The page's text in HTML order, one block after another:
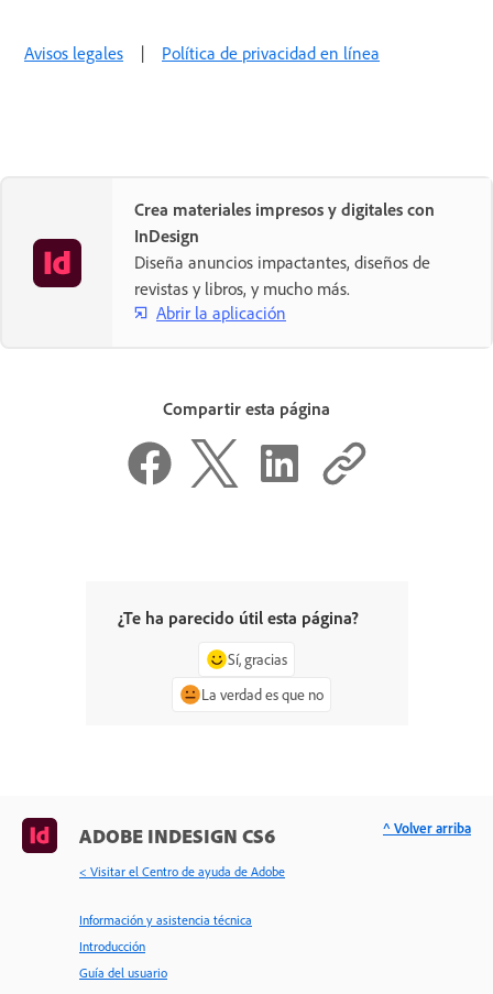
Avisos legales | Política de privacidad en línea
Crea materiales impresos y digitales con
InDesign
Diseña anuncios impactantes, diseños de
revistas y libros, y mucho más.
Abrir la aplicación
Compartir esta página
¿Te ha parecido útil esta página?
Sí, gracias
La verdad es que no
ADOBE INDESIGN CS6
< Visitar el Centro de ayuda de Adobe
Información y asistencia técnica
Introducción
Guía del usuario
^ Volver arriba